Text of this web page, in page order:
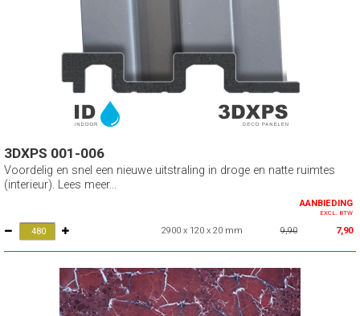
3DXPS 001-006
Voordelig en snel een nieuwe uitstraling in droge en natte ruimtes
(interieur). Lees meer...
AANBIEDING
EXCL. BTW
2900 x 120 x 20 mm 9,90 7,90